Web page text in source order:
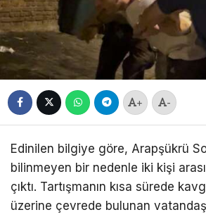
+ -
Edinilen bilgiye göre, Arapşükrü
bilinmeyen bir nedenle iki kişi
çıktı. Tartışmanın kısa sürede
üzerine çevrede bulunan